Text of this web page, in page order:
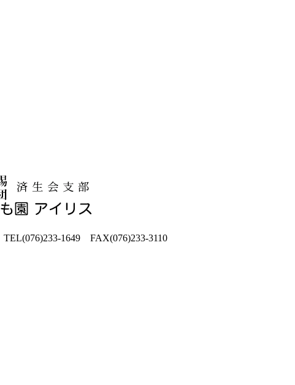
1649 FAX(076)233-3110